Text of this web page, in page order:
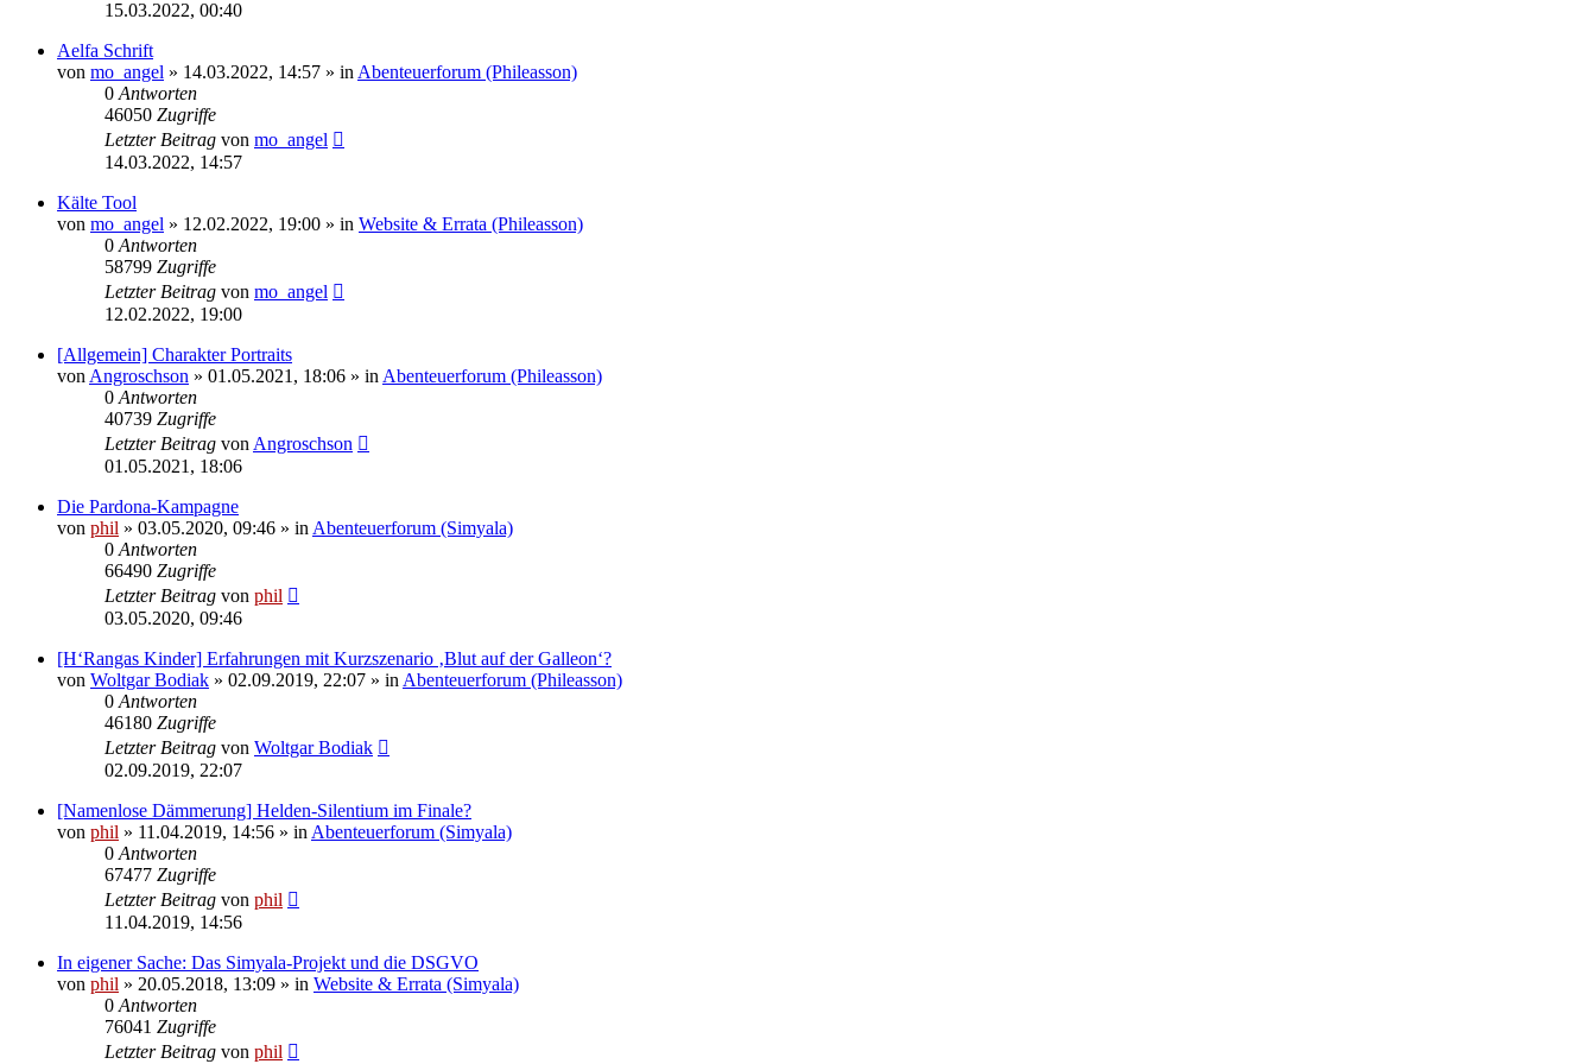
15.03.2022, 00:40
Aelfa Schrift
von mo_angel » 14.03.2022, 14:57 » in Abenteuerforum (Phileasson)
0 Antworten
46050 Zugriffe
Letzter Beitrag von mo_angel
14.03.2022, 14:57
Kälte Tool
von mo_angel » 12.02.2022, 19:00 » in Website & Errata (Phileasson)
0 Antworten
58799 Zugriffe
Letzter Beitrag von mo_angel
12.02.2022, 19:00
[Allgemein] Charakter Portraits
von Angroschson » 01.05.2021, 18:06 » in Abenteuerforum (Phileasson)
0 Antworten
40739 Zugriffe
Letzter Beitrag von Angroschson
01.05.2021, 18:06
Die Pardona-Kampagne
von phil » 03.05.2020, 09:46 » in Abenteuerforum (Simyala)
0 Antworten
66490 Zugriffe
Letzter Beitrag von phil
03.05.2020, 09:46
[H‘Rangas Kinder] Erfahrungen mit Kurzszenario ‚Blut auf der Galleon‘?
von Woltgar Bodiak » 02.09.2019, 22:07 » in Abenteuerforum (Phileasson)
0 Antworten
46180 Zugriffe
Letzter Beitrag von Woltgar Bodiak
02.09.2019, 22:07
[Namenlose Dämmerung] Helden-Silentium im Finale?
von phil » 11.04.2019, 14:56 » in Abenteuerforum (Simyala)
0 Antworten
67477 Zugriffe
Letzter Beitrag von phil
11.04.2019, 14:56
In eigener Sache: Das Simyala-Projekt und die DSGVO
von phil » 20.05.2018, 13:09 » in Website & Errata (Simyala)
0 Antworten
76041 Zugriffe
Letzter Beitrag von phil